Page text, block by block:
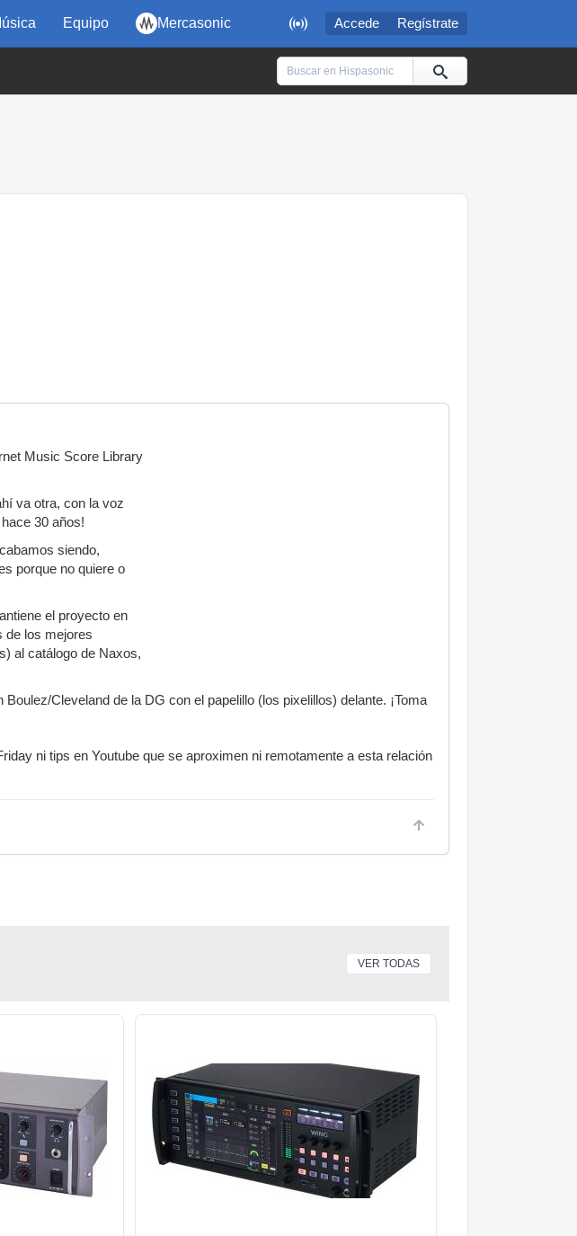
 Accede Regístrate
Equipo Mercasonic
Music Score Library
va otra, con la voz
30 años!
siendo,
porque no quiere o
el proyecto en
de los mejores
al catálogo de Naxos,
Cleveland de la DG con el papelillo (los pixelillos) delante. ¡Toma
ni tips en Youtube que se aproximen ni remotamente a esta relación
VER TODAS